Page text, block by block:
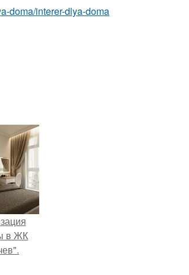
doma/interer-dlya-doma
в ЖК